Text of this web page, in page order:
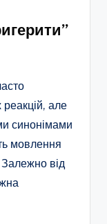
але
синонімами
мовлення
від